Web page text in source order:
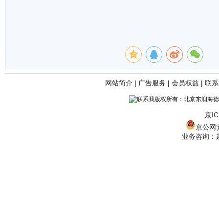
网站简介 | 广告服务 | 会员权益 | 联
版权所有：北京东润海
京
京公网
业务咨询：